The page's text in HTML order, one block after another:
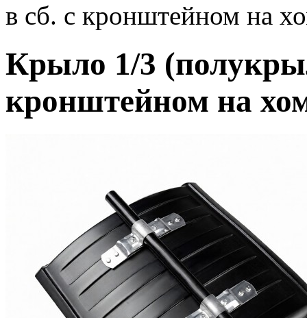
в сб. с кронштейном на
Крыло 1/3
кронштейном на